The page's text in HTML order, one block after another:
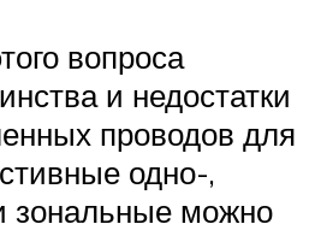
вопроса
и недостатки
проводов для
одно-,
зональные можно